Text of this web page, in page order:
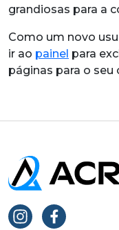
grandiosas para a
Como um novo
ir ao painel para
páginas para o seu